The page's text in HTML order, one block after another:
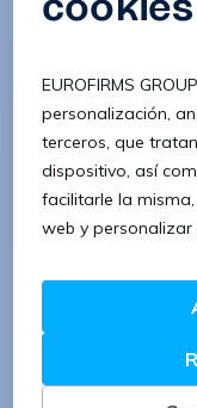
Contraseña
Confirmar
8 caracteres
1 letra mayúscula